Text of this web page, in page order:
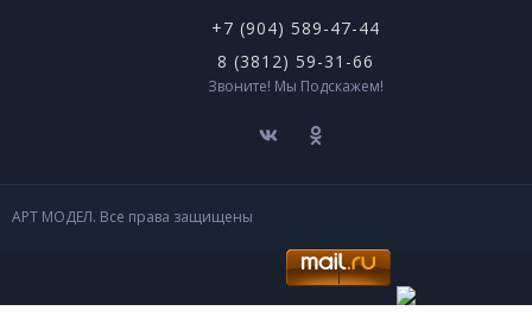
+7 (904) 589-47-44
8 (3812) 59-31-66
Звоните! Мы Подскажем!
АРТ МОДЕЛ. Все права защищены